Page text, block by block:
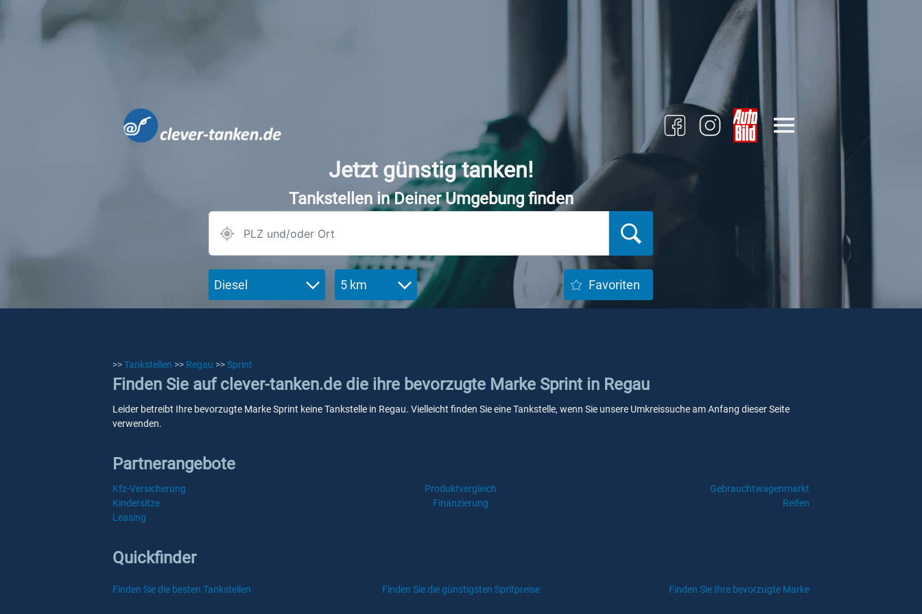
Jetzt günstig tanken!
Tankstellen in Deiner Umgebung finden
Diesel 5 km Favoriten
>>Tankstellen >> Regau >>Sprint
Finden Sie auf clever-tanken.de die ihre bevorzugte Marke Sprint in Regau
Leider betreibt Ihre bevorzugte Marke Sprint keine Tankstelle in Regau. Vielleicht finden Sie eine Tankstelle, wenn Sie unsere Umkreissuche am Anfang dieser Seite
verwenden.
Partnerangebote
Kfz-Versicherung Produktvergleich
Gebrauchtwagenmarkt
Kindersitze
Finanzierung
Reifen
Leasing
Quickfinder
Finden Sie die besten Tankstellen Finden Sie die günstigsten Spritpreise Finden Sie Ihre bevorzugte Marke